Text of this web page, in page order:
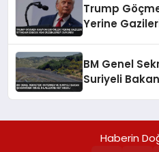
Trump
Yerine
BM Genel
Suriyeli
Haberin